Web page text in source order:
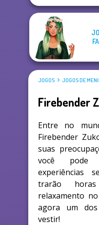
JOGOS JOGOS DE
Firebender
Entre no
Firebender
suas
você pode
experiências
trarão
relaxamento
agora um
vestir!